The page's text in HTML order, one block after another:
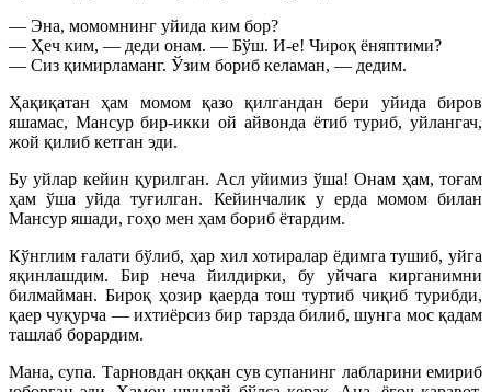
— Эна, момомнинг уйида ким бор?
— Ҳеч ким, — деди онам. — Бўш. И-е! Чироқ ёняптими?
— Сиз қимирламанг. Ўзим бориб келаман, — дедим.
Ҳақиқатан ҳам момом қазо қилгандан бери уйида биров
яшамас, Мансур бир-икки ой айвонда ётиб туриб, уйлангач,
жой қилиб кетган эди.
Бу уйлар кейин қурилган. Асл уйимиз ўша! Онам ҳам, тоғам
ҳам ўша уйда туғилган. Кейинчалик у ерда момом билан
Мансур яшади, гоҳо мен ҳам бориб ётардим.
Кўнглим ғалати бўлиб, ҳар хил хотиралар ёдимга тушиб, уйга
яқинлашдим. Бир неча йилдирки, бу уйчага кирганимни
билмайман. Бироқ ҳозир қаерда тош туртиб чиқиб турибди,
қаер чуқурча — ихтиёрсиз бир тарзда билиб, шунга мос қадам
ташлаб борардим.
Мана, супа. Тарновдан оққан сув супанинг лабларини емириб